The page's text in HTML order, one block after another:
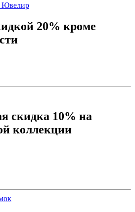
20% кроме
скидка 10% на
коллекции